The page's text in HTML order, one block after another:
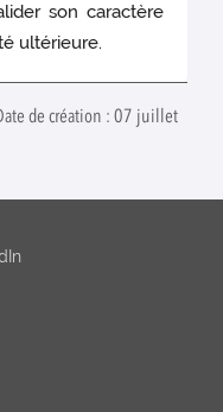
son caractère
ultérieure.
de création : 07 juillet